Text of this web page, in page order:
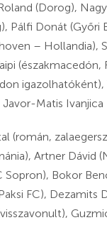
(Dorog),
Pálfi Donát (Győri
– Hollandia),
(északmacedón,
igazolhatóként),
Javor-Matis Ivanjica
(román,
Artner Dávid
Sopron), Bokor
FC), Dezamits